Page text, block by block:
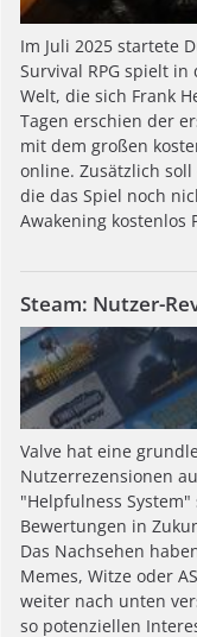
Im Juli 2025 startete
Survival RPG spielt
Welt, die sich Frank
Tagen erschien der
mit dem großen
online. Zusätzlich
die das Spiel noch
Awakening kostenlos
Steam: Nutzer-
Valve hat eine
Nutzerrezensionen
"Helpfulness
Bewertungen in
Das Nachsehen
Memes, Witze oder
weiter nach unten
so potenziellen